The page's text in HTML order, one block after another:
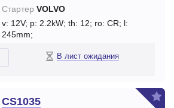
Стартер VOLVO
v: 12V; p: 2.2kW; th: 12; ro: CR; l:
245mm;
В лист ожидания
CS1035